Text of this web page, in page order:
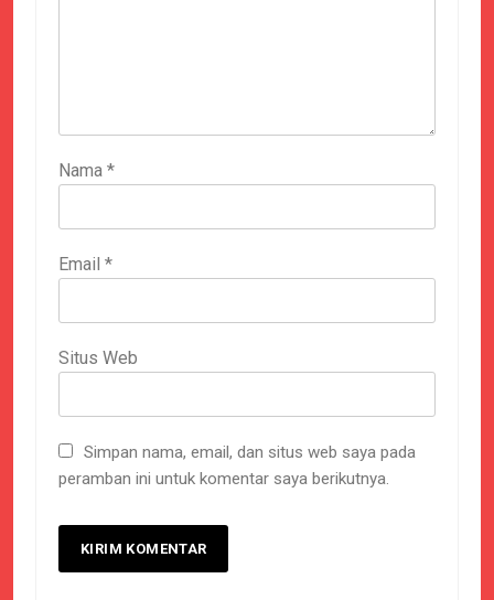
Nama *
Email *
Situs Web
Simpan nama, email, dan situs web saya pada
peramban ini untuk komentar saya berikutnya.